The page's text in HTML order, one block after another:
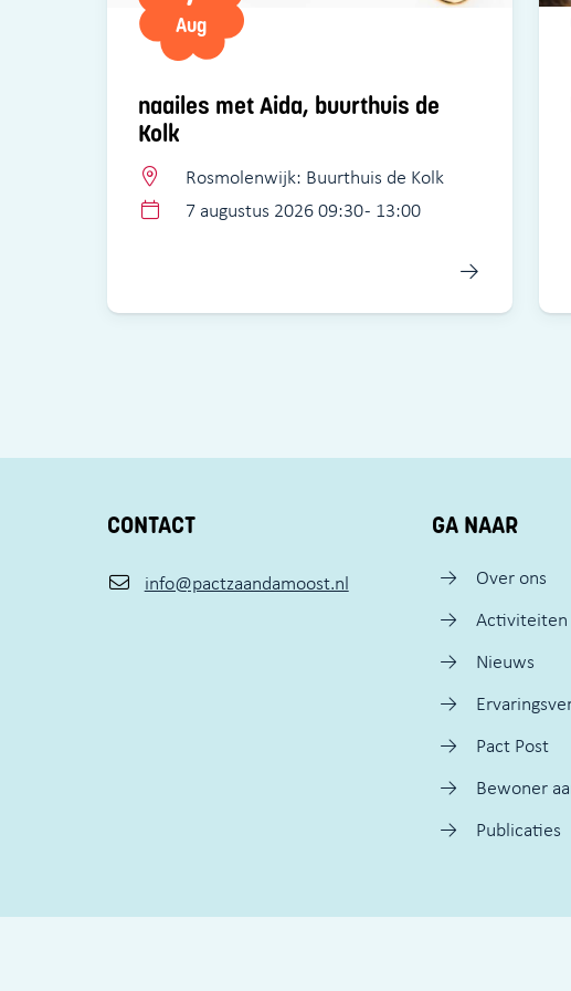
naailes met Aida, buurthuis de
Kolk
Aug
Rosmolenwijk: Buurthuis de Kolk
7 augustus 2026 09:30 - 13:00
CONTACT
info@pactzaandamoost.nl
GA NAAR
Over ons
Activiteiten
Nieuws
Pact Post
Bewoner
Publicaties